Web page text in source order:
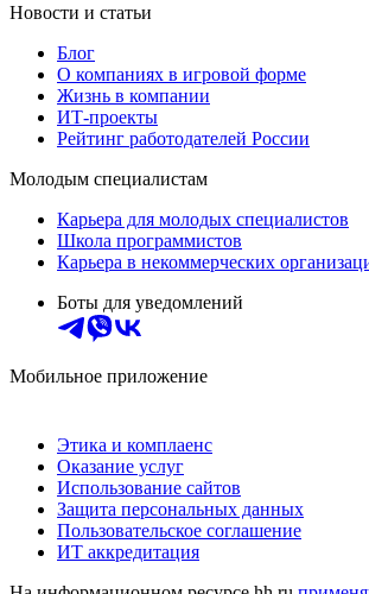
Новости и статьи
Блог
О компаниях в игровой форме
Жизнь в компании
ИТ-проекты
Рейтинг работодателей России
Молодым специалистам
Карьера для молодых специалистов
Школа программистов
Карьера в некоммерческих
Боты для уведомлений
Мобильное приложение
Этика и комплаенс
Оказание услуг
Использование сайтов
Защита персональных данных
Пользовательское соглашение
ИТ аккредитация